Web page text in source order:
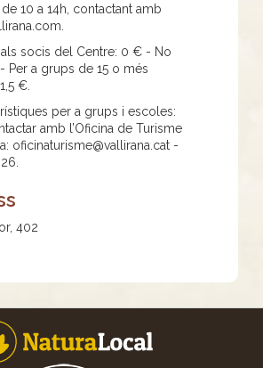
10 a 14h, contactant amb
socis del Centre: 0 € - No
Per a grups de 15 o més
€.
per a grups i escoles:
amb l’Oficina de Turisme
oficinaturisme@vallirana.cat -
402